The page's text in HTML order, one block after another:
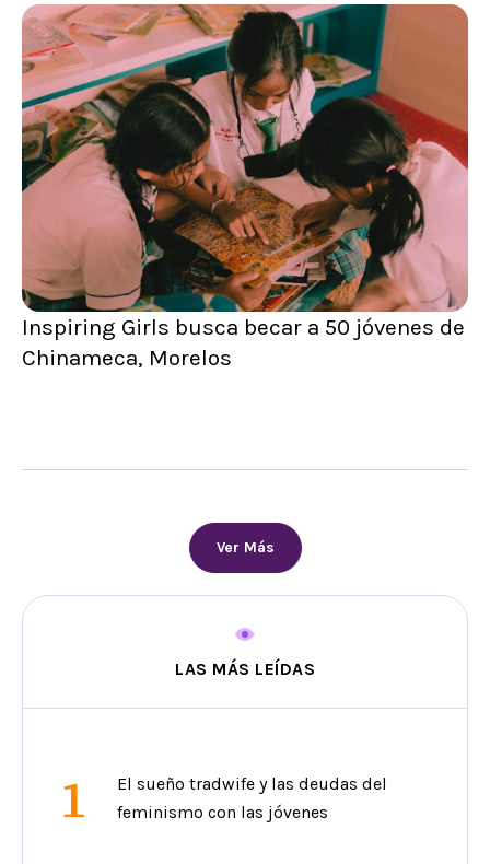
Inspiring Girls busca becar a 50 jóvenes de
Chinameca, Morelos
Ver Más
LAS MÁS LEÍDAS
1
El sueño tradwife y las deudas del
feminismo con las jóvenes